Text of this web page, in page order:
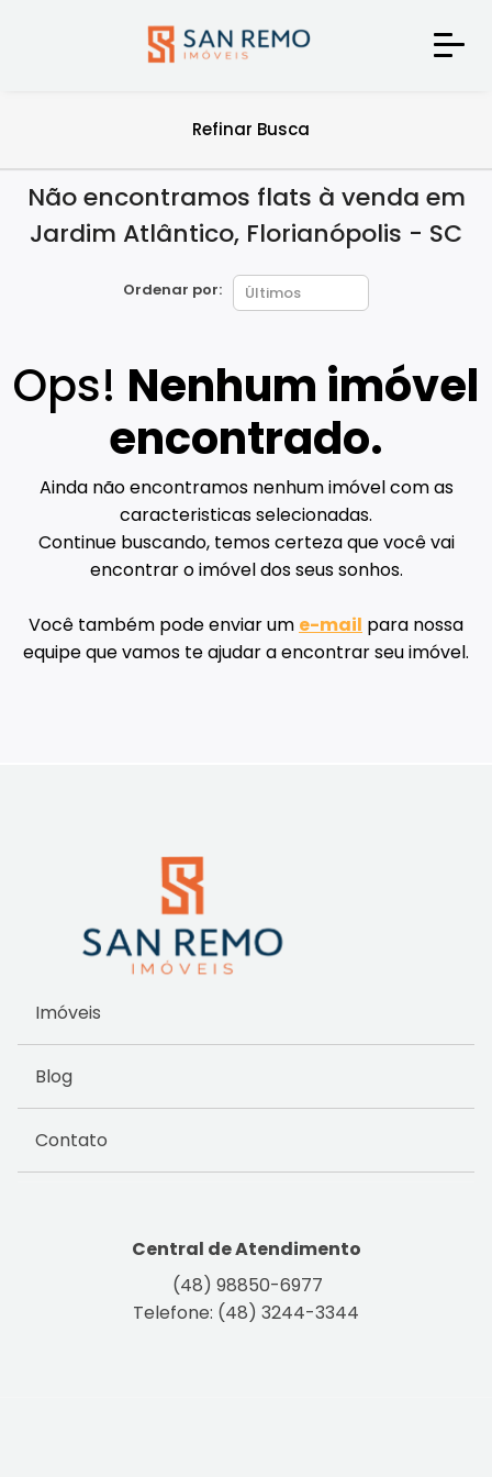
Refinar Busca
Não encontramos flats à venda em
Jardim Atlântico, Florianópolis - SC
Ordenar por:
Ops! Nenhum imóvel
encontrado.
Ainda não encontramos nenhum imóvel com as
caracteristicas selecionadas.
Continue buscando, temos certeza que você vai
encontrar o imóvel dos seus sonhos.
Você também pode enviar um e-mail para nossa
equipe que vamos te ajudar a encontrar seu imóvel.
Imóveis
Blog
Contato
Central de Atendimento
(48) 98850-6977
Telefone: (48) 3244-3344